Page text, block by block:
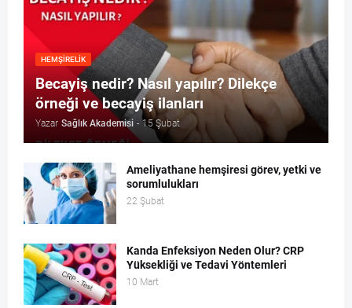
HEMŞIRELIK
Becayiş nedir? Nasıl yapılır? Dilekçe
örneği ve becayiş ilanları
Yazar Sağlık Akademisi - 15 Şubat
Ameliyathane hemşiresi görev, yetki ve
sorumlulukları
22 Şubat
Kanda Enfeksiyon Neden Olur? CRP
Yüksekliği ve Tedavi Yöntemleri
10 Mart